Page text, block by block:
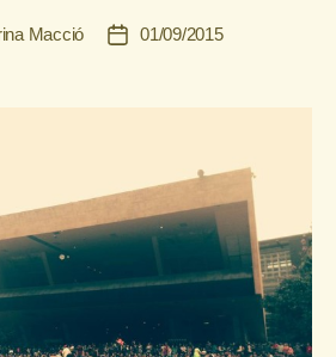
Macció
Fecha01/09/2015